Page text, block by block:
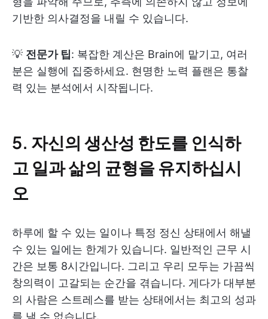
기반한 의사결정을 내릴 수 있습니다.
💡 전문가 팁: 복잡한 계산은 Brain에 맡기고, 여러
분은 실행에 집중하세요. 현명한 노력 플랜은 통찰
력 있는 분석에서 시작됩니다.
5. 자신의 생산성 한도를 인식하
고 일과 삶의 균형을 유지하십시
오
하루에 할 수 있는 일이나 특정 정신 상태에서 해낼
수 있는 일에는 한계가 있습니다. 일반적인 근무 시
간은 보통 8시간입니다. 그리고 우리 모두는 가끔씩
창의력이 고갈되는 순간을 겪습니다. 게다가 대부분
의 사람은 스트레스를 받는 상태에서는 최고의 성과
를 낼 수 없습니다.